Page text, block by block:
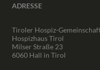
ADRESSE
Tiroler Hospiz-
Hospizhaus Tirol
Milser Straße 23
6060 Hall in Tirol